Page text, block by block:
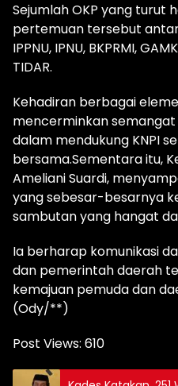
Sejumlah OKP yang turut
pertemuan tersebut
IPPNU, IPNU, BKPRMI,
TIDAR.
Kehadiran berbagai
mencerminkan
dalam mendukung KNPI
bersama.‎‎Sementara itu,
Ameliani Suardi,
yang sebesar-besarnya
sambutan yang hangat
Ia berharap komunikasi
dan pemerintah daerah
kemajuan pemuda dan
(Ody/**)
Post Views: 610